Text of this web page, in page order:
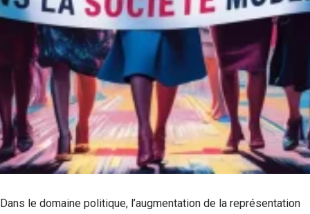
Dans le domaine politique, l’augmentation de la représentation